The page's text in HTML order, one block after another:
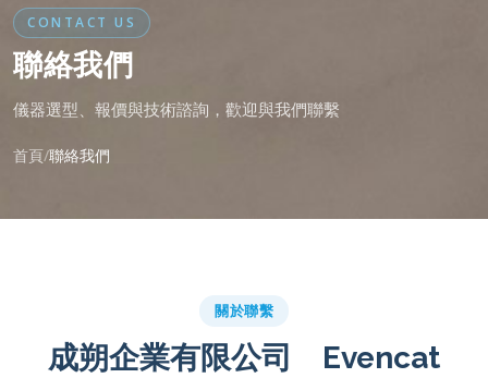
CONTACT US
聯絡我們
儀器選型、報價與技術諮詢，歡迎與我們聯繫
首頁 聯絡我們
關於聯繫
成朔企業有限公司 Evencat